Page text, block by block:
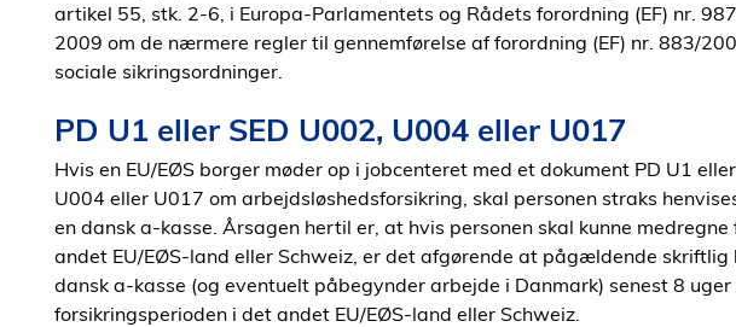
artikel 55, stk. 2-6, i Europa-Parlamentets og Rådets forordning (EF) nr.
2009 om de nærmere regler til gennemførelse af forordning (EF) nr. 883/
sociale sikringsordninger.
PD U1 eller SED U002, U004 eller U017
Hvis en EU/EØS borger møder op i jobcenteret med et dokument PD U1
U004 eller U017 om arbejdsløshedsforsikring, skal personen straks
en dansk a-kasse. Årsagen hertil er, at hvis personen skal kunne
andet EU/EØS-land eller Schweiz, er det afgørende at pågældende skriftlig
dansk a-kasse (og eventuelt påbegynder arbejde i Danmark) senest 8
forsikringsperioden i det andet EU/EØS-land eller Schweiz.